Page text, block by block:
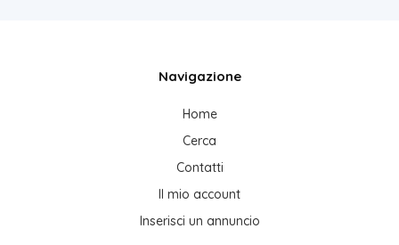
Navigazione
Home
Cerca
Contatti
Il mio account
Inserisci un annuncio